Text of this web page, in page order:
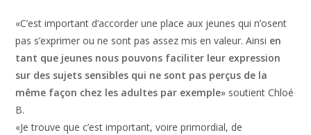
«C’est important d’accorder une place aux jeunes qui n’osent
pas s’exprimer ou ne sont pas assez mis en valeur. Ainsi en
tant que jeunes nous pouvons faciliter leur expression
sur des sujets sensibles qui ne sont pas perçus de la
même façon chez les adultes par exemple» soutient Chloé
B.
«Je trouve que c’est important, voire primordial, de